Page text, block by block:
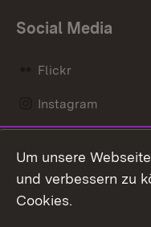
Social Media
Flickr
Instagram
Mastodon
Messenger
Um unsere
und verbessern zu
Cookies.